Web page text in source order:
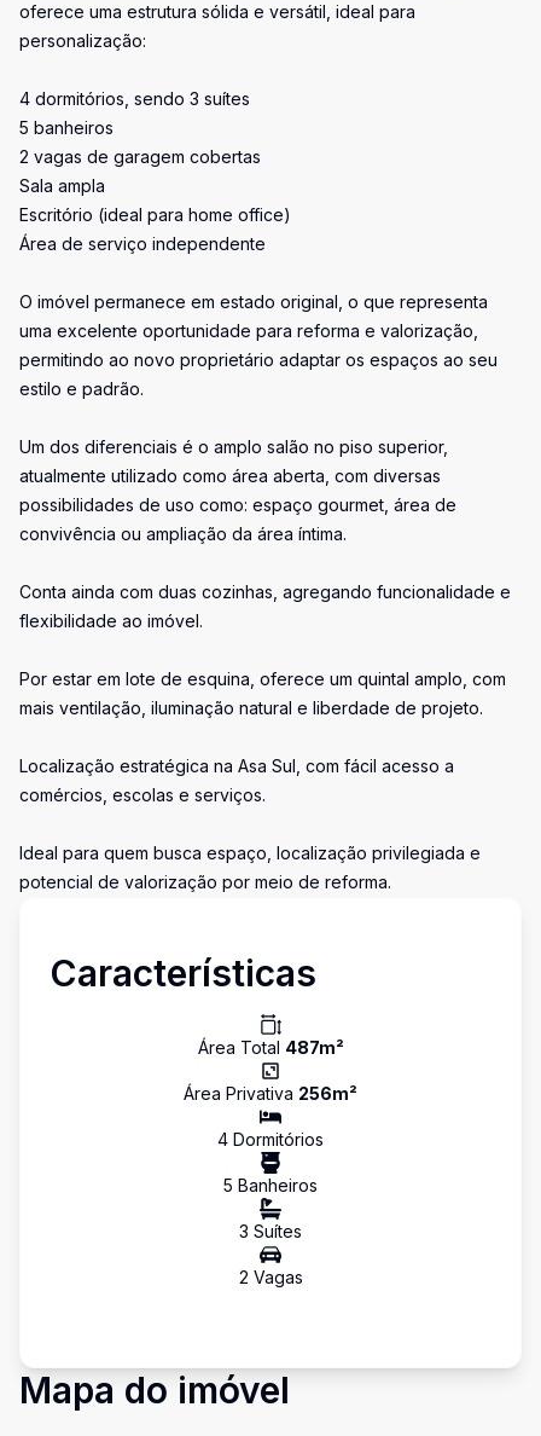
oferece uma estrutura sólida e versátil, ideal para
personalização:
4 dormitórios, sendo 3 suítes
5 banheiros
2 vagas de garagem cobertas
Sala ampla
Escritório (ideal para home office)
Área de serviço independente
O imóvel permanece em estado original, o que representa
uma excelente oportunidade para reforma e valorização,
permitindo ao novo proprietário adaptar os espaços ao seu
estilo e padrão.
Um dos diferenciais é o amplo salão no piso superior,
atualmente utilizado como área aberta, com diversas
possibilidades de uso como: espaço gourmet, área de
convivência ou ampliação da área íntima.
Conta ainda com duas cozinhas, agregando funcionalidade e
flexibilidade ao imóvel.
Por estar em lote de esquina, oferece um quintal amplo, com
mais ventilação, iluminação natural e liberdade de projeto.
Localização estratégica na Asa Sul, com fácil acesso a
comércios, escolas e serviços.
Ideal para quem busca espaço, localização privilegiada e
potencial de valorização por meio de reforma.
Características
Área Total 487m²
Área Privativa 256m²
4 Dormitórios
5 Banheiros
3 Suítes
2 Vagas
Mapa do imóvel